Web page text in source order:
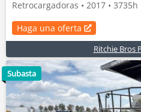
Retrocargadoras • 2017 •
Haga una oferta
Ritchie Bros
Subasta